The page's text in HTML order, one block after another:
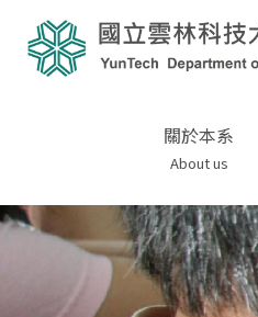
關於本系
About us